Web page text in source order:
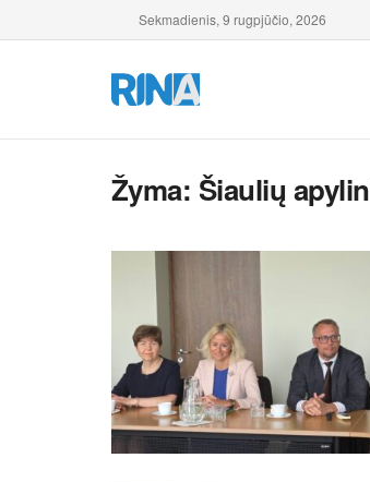
Sekmadienis, 9 rugpjūčio, 2026
Žyma: Šiaulių